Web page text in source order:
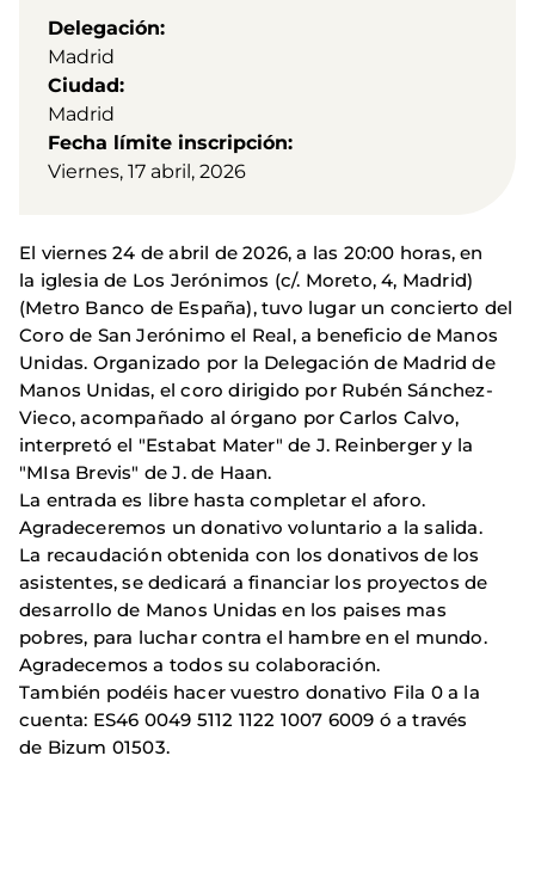
Delegación
Madrid
Ciudad
Madrid
Fecha límite inscripción
Viernes, 17 abril, 2026
El viernes 24 de abril de 2026, a las 20:00 horas, en
la iglesia de Los Jerónimos (c/. Moreto, 4, Madrid)
(Metro Banco de España), tuvo lugar un concierto del
Coro de San Jerónimo el Real, a beneficio de Manos
Unidas. Organizado por la Delegación de Madrid de
Manos Unidas, el coro dirigido por Rubén Sánchez-
Vieco, acompañado al órgano por Carlos Calvo,
interpretó el "Estabat Mater" de J. Reinberger y la
"MIsa Brevis" de J. de Haan.
La entrada es libre hasta completar el aforo.
Agradeceremos un donativo voluntario a la salida.
La recaudación obtenida con los donativos de los
asistentes, se dedicará a financiar los proyectos de
desarrollo de Manos Unidas en los paises mas
pobres, para luchar contra el hambre en el mundo.
Agradecemos a todos su colaboración.
También podéis hacer vuestro donativo Fila 0 a la
cuenta: ES46 0049 5112 1122 1007 6009 ó a través
de Bizum 01503.